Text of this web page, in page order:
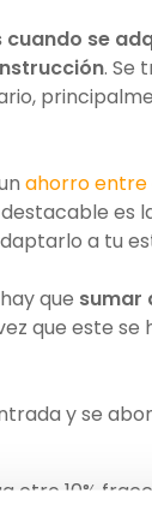
cuando se
. Se
ahorro entre
es
a tu
que sumar
que este
y se
otro 10%